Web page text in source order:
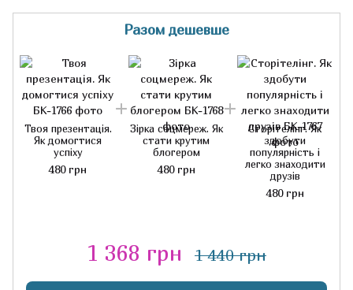
Разом дешевше
Твоя презентація.
Як домогтися
успіху
480 грн
Зірка соцмереж. Як
стати крутим
блогером
480 грн
Сторітелінг. Як
здобути
популярність і
легко знаходити
друзів
480 грн
1 368 грн 1 440 грн